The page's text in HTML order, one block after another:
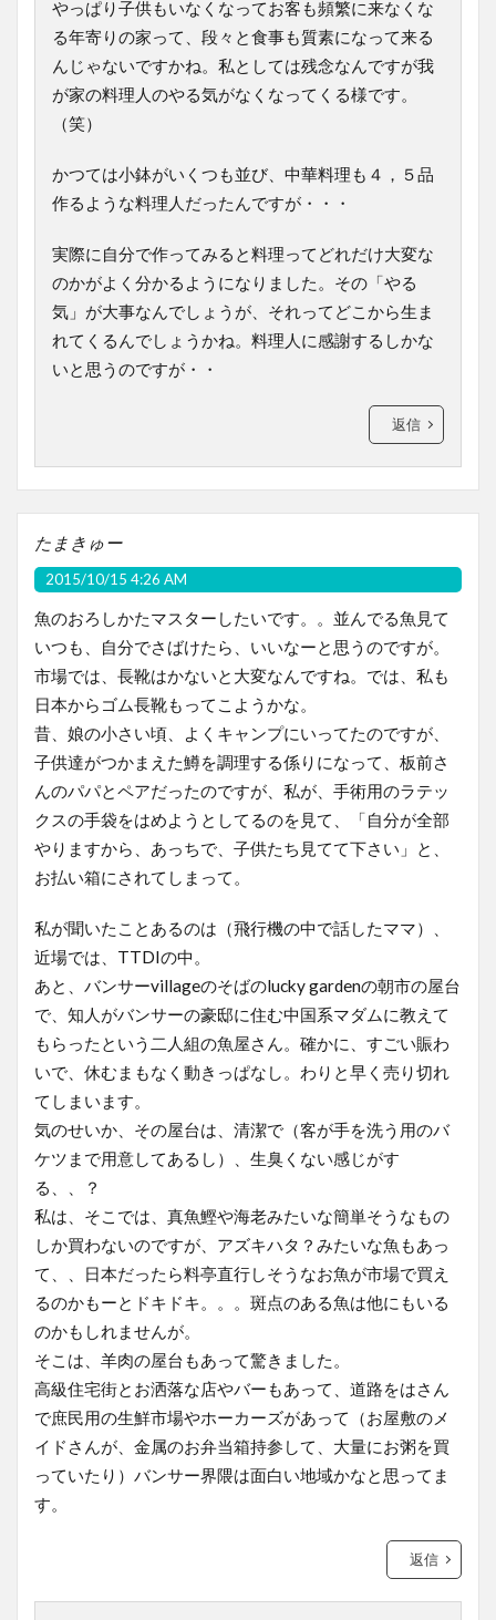
やっぱり子供もいなくなってお客も頻繁に来なくな
る年寄りの家って、段々と食事も質素になって来る
んじゃないですかね。私としては残念なんですが我
が家の料理人のやる気がなくなってくる様です。
（笑）
かつては小鉢がいくつも並び、中華料理も４，５品
作るような料理人だったんですが・・・
実際に自分で作ってみると料理ってどれだけ大変な
のかがよく分かるようになりました。その「やる
気」が大事なんでしょうが、それってどこから生ま
れてくるんでしょうかね。料理人に感謝するしかな
いと思うのですが・・
返信
たまきゅー
2015/10/15 4:26 AM
魚のおろしかたマスターしたいです。。並んでる魚見て
いつも、自分でさばけたら、いいなーと思うのですが。
市場では、長靴はかないと大変なんですね。では、私も
日本からゴム長靴もってこようかな。
昔、娘の小さい頃、よくキャンプにいってたのですが、
子供達がつかまえた鱒を調理する係りになって、板前さ
んのパパとペアだったのですが、私が、手術用のラテッ
クスの手袋をはめようとしてるのを見て、「自分が全部
やりますから、あっちで、子供たち見てて下さい」と、
お払い箱にされてしまって。
私が聞いたことあるのは（飛行機の中で話したママ）、
近場では、TTDIの中。
あと、バンサーvillageのそばのlucky gardenの朝市の屋台
で、知人がバンサーの豪邸に住む中国系マダムに教えて
もらったという二人組の魚屋さん。確かに、すごい賑わ
いで、休むまもなく動きっぱなし。わりと早く売り切れ
てしまいます。
気のせいか、その屋台は、清潔で（客が手を洗う用のバ
ケツまで用意してあるし）、生臭くない感じがす
る、、？
私は、そこでは、真魚鰹や海老みたいな簡単そうなもの
しか買わないのですが、アズキハタ？みたいな魚もあっ
て、、日本だったら料亭直行しそうなお魚が市場で買え
るのかもーとドキドキ。。。斑点のある魚は他にもいる
のかもしれませんが。
そこは、羊肉の屋台もあって驚きました。
高級住宅街とお洒落な店やバーもあって、道路をはさん
で庶民用の生鮮市場やホーカーズがあって（お屋敷のメ
イドさんが、金属のお弁当箱持参して、大量にお粥を買
っていたり）バンサー界隈は面白い地域かなと思ってま
す。
返信